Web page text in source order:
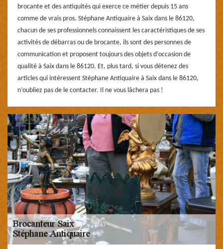
brocante et des antiquités qui exerce ce métier depuis 15 ans
comme de vrais pros. Stéphane Antiquaire à Saix dans le 86120,
chacun de ses professionnels connaissent les caractéristiques de ses
activités de débarras ou de brocante, ils sont des personnes de
communication et proposent toujours des objets d’occasion de
qualité à Saix dans le 86120. Et, plus tard, si vous détenez des
articles qui intéressent Stéphane Antiquaire à Saix dans le 86120,
n’oubliez pas de le contacter. Il ne vous lâchera pas !